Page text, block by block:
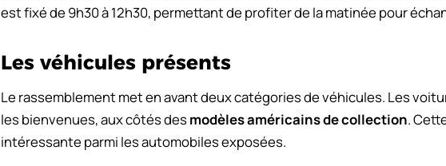
est fixé de 9h30 à 12h30, permettant de profiter de la matinée pour
Les véhicules présents
Le rassemblement met en avant deux catégories de véhicules. Les
les bienvenues, aux côtés des modèles américains de collection.
intéressante parmi les automobiles exposées.